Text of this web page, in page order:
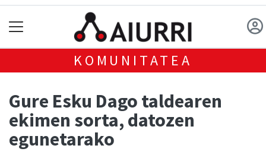
KOMUNITATEA
Gure Esku Dago taldearen
ekimen sorta, datozen
egunetarako